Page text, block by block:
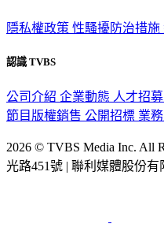
隱私權政策 性騷擾防治措施
認識 TVBS
公司介紹 企業動態 人才招募
節目版權銷售 公開招標 業
2026 © TVBS Media Inc. All
光路451號 | 聯利媒體股份有